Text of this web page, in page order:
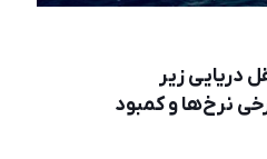
دریایی زیر
نرخ‌ها و کمبود